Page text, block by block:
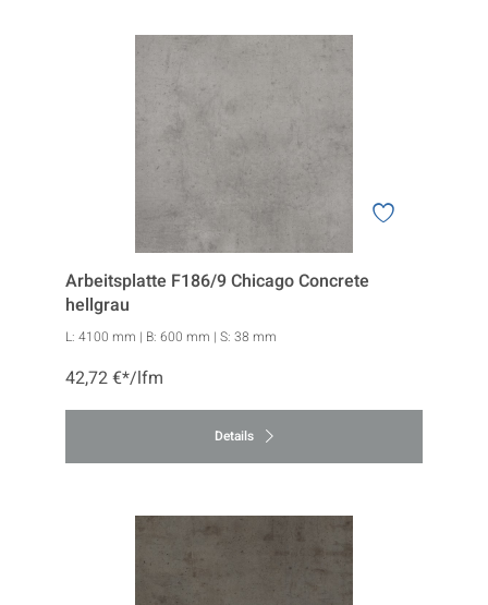
Arbeitsplatte F186/9 Chicago Concrete
hellgrau
L: 4100 mm | B: 600 mm | S: 38 mm
42,72 €*/lfm
Details